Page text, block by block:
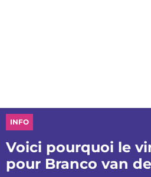
INFO
Voici pourquoi le
pour Branco van